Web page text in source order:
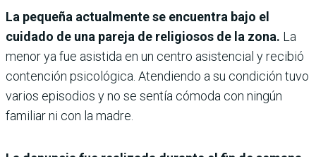
La pequeña actualmente se encuentra bajo el
cuidado de una pareja de religiosos de la zona. La
menor ya fue asistida en un centro asistencial y recibió
contención psicológica. Atendiendo a su condición tuvo
varios episodios y no se sentía cómoda con ningún
familiar ni con la madre.